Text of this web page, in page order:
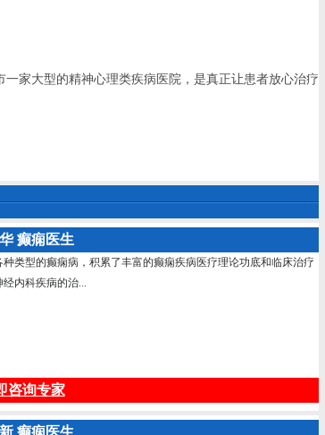
家大型的精神心理类疾病医院，是真正让患者放心治疗
癫痫医生
类型的癫痫病，积累了丰富的癫痫疾病医疗理论功底和临床治疗
内科疾病的治...
咨询专家
癫痫医生